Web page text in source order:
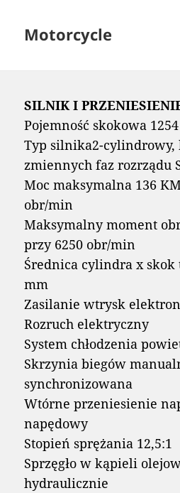
Motorcycle
SILNIK I
Pojemność skokowa
Typ silnika2-cylindrowy,
zmiennych faz rozrządu
Moc maksymalna 136
obr/min
Maksymalny moment
przy 6250 obr/min
Średnica cylindra x skok
mm
Zasilanie wtrysk
Rozruch elektryczny
System chłodzenia
Skrzynia biegów
synchronizowana
Wtórne przeniesienie
napędowy
Stopień sprężania 12,5:1
Sprzęgło w kąpieli
hydraulicznie